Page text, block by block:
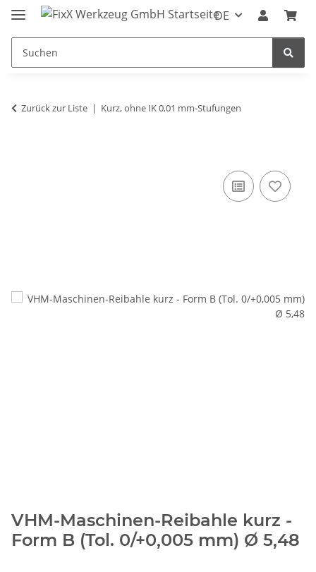
DE
Zurück zur Liste Kurz, ohne IK 0,01 mm-Stufungen
VHM-Maschinen-Reibahle kurz -
Form B (Tol. 0/+0,005 mm) Ø 5,48